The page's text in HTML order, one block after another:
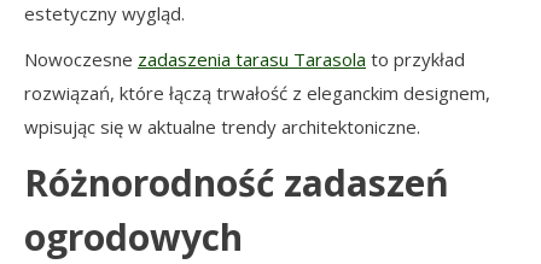
estetyczny wygląd.
Nowoczesne zadaszenia tarasu Tarasola to przykład
rozwiązań, które łączą trwałość z eleganckim designem,
wpisując się w aktualne trendy architektoniczne.
Różnorodność zadaszeń
ogrodowych